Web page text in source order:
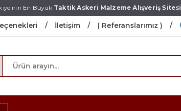
En BüyükTaktik Askeri Malzeme Alışveriş Sitesi
İletişim ( Referanslarımız )